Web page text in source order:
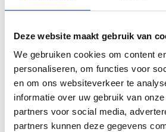
Deze website maakt gebruik van
We gebruiken cookies om content
personaliseren, om functies voor
en om ons websiteverkeer te
informatie over uw gebruik van
partners voor social media,
partners kunnen deze gegevens
Sport en beweeg je mee in de
‘Hoffelijkheid gespot’-borden die
maken in de natuur.
Heb je vragen over dit initiatief?
Cappellen (